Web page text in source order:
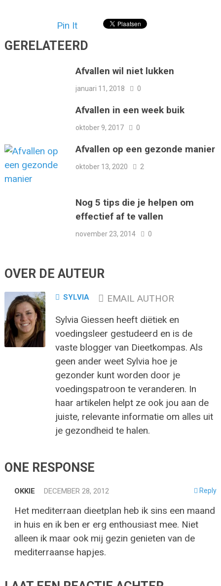
Pin It
GERELATEERD
Afvallen wil niet lukken
januari 11, 2018 0
Afvallen in een week buik
oktober 9, 2017 0
Afvallen op een gezonde manier
oktober 13, 2020 2
Nog 5 tips die je helpen om
effectief af te vallen
november 23, 2014 0
OVER DE AUTEUR
SYLVIA
EMAIL AUTHOR
Sylvia Giessen heeft diëtiek en
voedingsleer gestudeerd en is de
vaste blogger van Dieetkompas. Als
geen ander weet Sylvia hoe je
gezonder kunt worden door je
voedingspatroon te veranderen. In
haar artikelen helpt ze ook jou aan de
juiste, relevante informatie om alles uit
je gezondheid te halen.
ONE RESPONSE
OKKIE DECEMBER 28, 2012 Reply
Het mediterraan dieetplan heb ik sins een maand
in huis en ik ben er erg enthousiast mee. Niet
alleen ik maar ook mij gezin genieten van de
mediterraanse hapjes.